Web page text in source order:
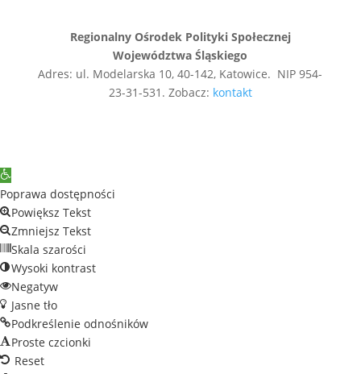
Regionalny Ośrodek Polityki Społecznej
Województwa Śląskiego
Adres: ul. Modelarska 10, 40-142, Katowice. NIP 954-
23-31-531. Zobacz: kontakt
Open
toolbar
Poprawa dostępności
Powiększ Tekst
Zmniejsz Tekst
Skala szarości
Wysoki kontrast
Negatyw
Jasne tło
Podkreślenie odnośników
Proste czcionki
Reset